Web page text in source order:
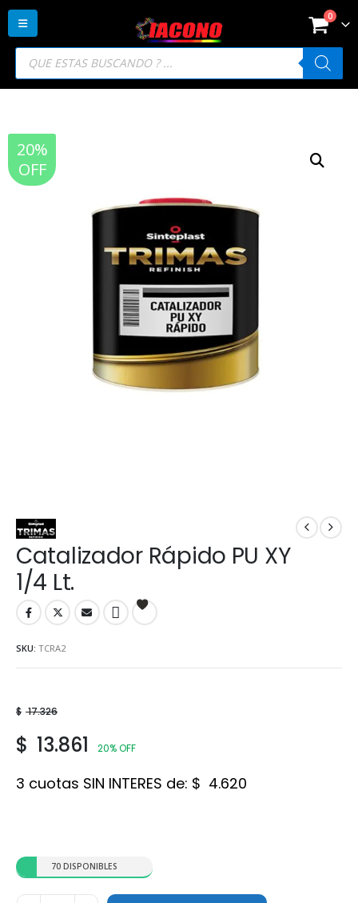
Búsqueda
productos
0
20%
OFF
Catalizador Rápido PU XY
1/4 Lt.
SKU: TCRA2
$ 17.326
$ 13.861 20% OFF
3 cuotas SIN INTERES de: $ 4.620
70 DISPONIBLES